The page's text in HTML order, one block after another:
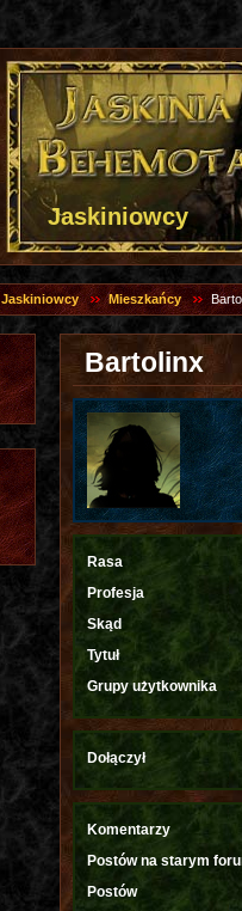
Jaskiniowcy
Jaskiniowcy Mieszkańcy
Bartolinx
Rasa
Profesja
Skąd
Tytuł
Grupy użytkownika
Dołączył
Komentarzy
Postów na starym
Postów